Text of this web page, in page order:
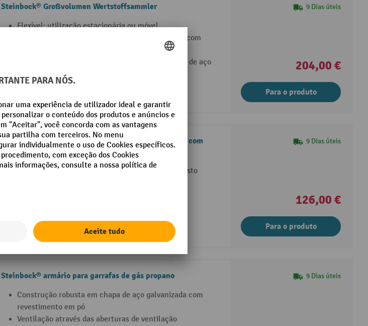
Steinbock® Großvolumen Wertstoffsammler
Flexível: utilização estacionária ou móvel
O conjunto de rodas inclui 2 rodas-guia e 2 rodas com
Armação em tubo quadrado de encaixe, em chapa de aço
com revestimento a pó
9 Dias úteis
204,00 €
Para o produto
Steinbock® torno de bancada fixo, em ferro fundido, com
largura de mordentes de 150 mm
Torno de bancada fabricado em ferro fundido robusto
9 Dias úteis
126,00 €
Para o produto
Steinbock® armário para garrafas de gás propano
Construção robusta em chapa de aço galvanizada com
revestimento em pó
Ventilação através das aberturas de ventilação
9 Dias úteis